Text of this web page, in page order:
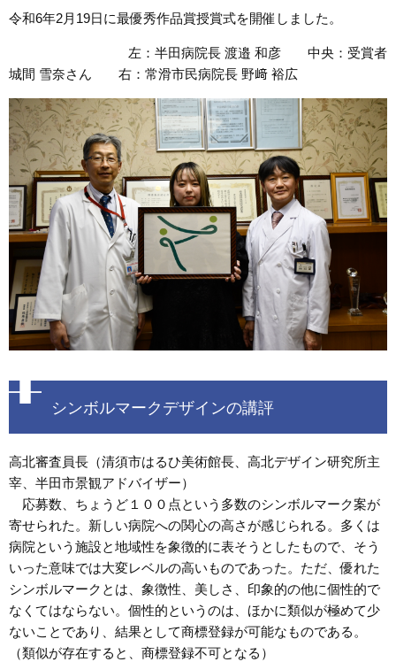
令和6年2月19日に最優秀作品賞授賞式を開催しました。
左：半田病院長 渡邉 和彦 中央：受賞者
城間 雪奈さん 右：常滑市民病院長 野﨑 裕広
シンボルマークデザインの講評
高北審査員長（清須市はるひ美術館長、高北デザイン研究所主
宰、半田市景観アドバイザー）
応募数、ちょうど１００点という多数のシンボルマーク案が
寄せられた。新しい病院への関心の高さが感じられる。多くは
病院という施設と地域性を象徴的に表そうとしたもので、そう
いった意味では大変レベルの高いものであった。ただ、優れた
シンボルマークとは、象徴性、美しさ、印象的の他に個性的で
なくてはならない。個性的というのは、ほかに類似が極めて少
ないことであり、結果として商標登録が可能なものである。
（類似が存在すると、商標登録不可となる）